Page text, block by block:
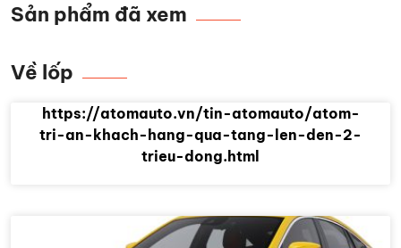
Sản phẩm đã xem
Về lốp
https://atomauto.vn/tin-atomauto/atom-
tri-an-khach-hang-qua-tang-len-den-2-
trieu-dong.html